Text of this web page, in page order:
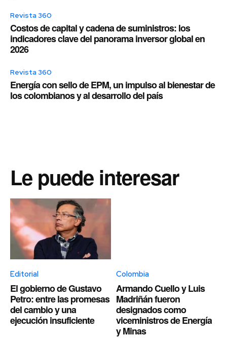
Revista 360
Costos de capital y cadena de suministros: los
indicadores clave del panorama inversor global en
2026
Revista 360
Energía con sello de EPM, un impulso al bienestar de
los colombianos y al desarrollo del país
Le puede interesar
Editorial
El gobierno de Gustavo
Petro: entre las promesas
del cambio y una
ejecución insuficiente
Colombia
Armando Cuello y Luis
Madriñán fueron
designados como
viceministros de Energía
y Minas